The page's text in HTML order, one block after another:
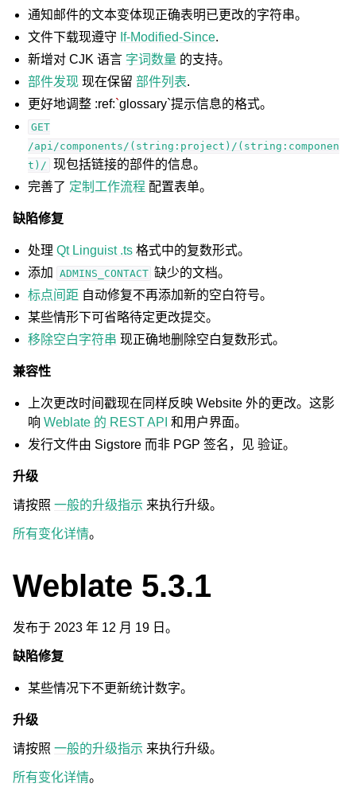
通知邮件的文本变体现正确表明已更改的字符串。
文件下载现遵守 If-Modified-Since.
新增对 CJK 语言 字词数量 的支持。
部件发现 现在保留部件列表.
更好地调整 :ref:`glossary`提示信息的格式。
GET
/api/components/(string:project)/(string:componen
t)/ 现包括链接的部件的信息。
完善了 定制工作流程 配置表单。
缺陷修复
处理Qt Linguist .ts 格式中的复数形式。
添加
ADMINS_CONTACT 缺少的文档。
标点间距 自动修复不再添加新的空白符号。
某些情形下可省略待定更改提交。
移除空白字符串 现正确地删除空白复数形式。
兼容性
上次更改时间戳现在同样反映 Website 外的更改。这影
响Weblate 的 REST API 和用户界面。
发行文件由 Sigstore 而非 PGP 签名，见验证。
升级
请按照 一般的升级指示 来执行升级。
所有变化详情。
Weblate 5.3.1
发布于 2023 年 12 月 19 日。
缺陷修复
某些情况下不更新统计数字。
升级
请按照 一般的升级指示 来执行升级。
所有变化详情。